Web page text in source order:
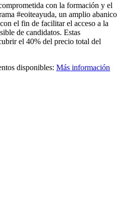
con la formación y el
#eoiteayuda, un amplio abanico
el fin de facilitar el acceso a la
de candidatos. Estas
el 40% del precio total del
disponibles: Más información